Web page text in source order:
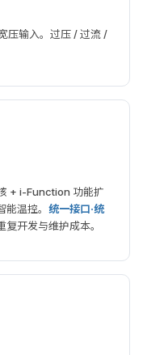
压输入。过压 / 过流 /
+ i-Function 功能扩
温控。 统一接口·统
复开发与维护成本。